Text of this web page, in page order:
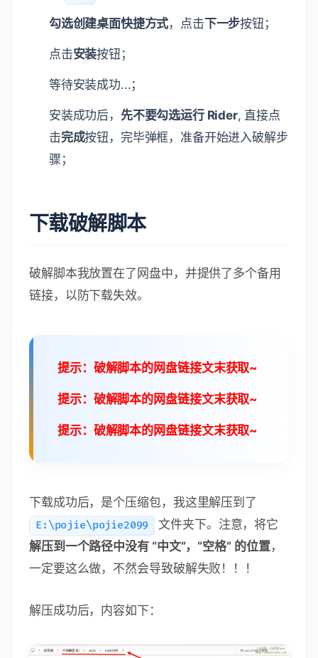
勾选创建桌面快捷方式，点击下一步按钮；
点击安装按钮；
等待安装成功...；
安装成功后， 先不要勾选运行 Rider, 直接点
击完成按钮，完毕弹框，准备开始进入破解步
骤；
下载破解脚本
破解脚本我放置在了网盘中，并提供了多个备用
链接，以防下载失效。
提示：破解脚本的网盘链接文末获取~
提示：破解脚本的网盘链接文末获取~
提示：破解脚本的网盘链接文末获取~
下载成功后，是个压缩包，我这里解压到了
E:\pojie\pojie2099
文件夹下。注意，将它
解压到一个路径中没有 “中文”，“空格” 的位置，
一定要这么做，不然会导致破解失败！！！
解压成功后，内容如下：